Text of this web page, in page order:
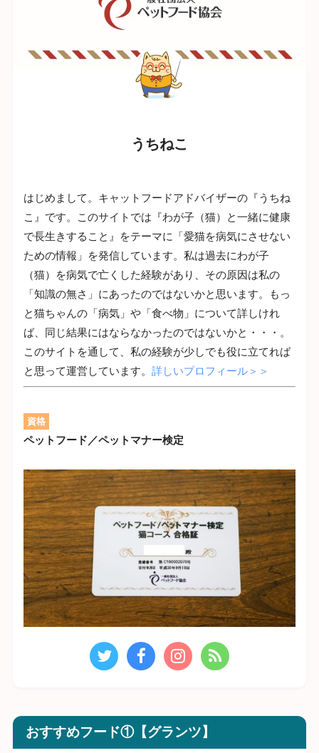
うちねこ
はじめまして。キャットフードアドバイザーの『うちね
こ』です。このサイトでは『わが子（猫）と一緒に健康
で長生きすること』をテーマに「愛猫を病気にさせない
ための情報」を発信しています。私は過去にわが子
（猫）を病気で亡くした経験があり、その原因は私の
「知識の無さ」にあったのではないかと思います。もっ
と猫ちゃんの「病気」や「食べ物」について詳しけれ
ば、同じ結果にはならなかったのではないかと・・・。
このサイトを通して、私の経験が少しでも役に立てれば
と思って運営しています。 詳しいプロフィール＞＞
資格
ペットフード／ペットマナー検定
おすすめフード①【グランツ】